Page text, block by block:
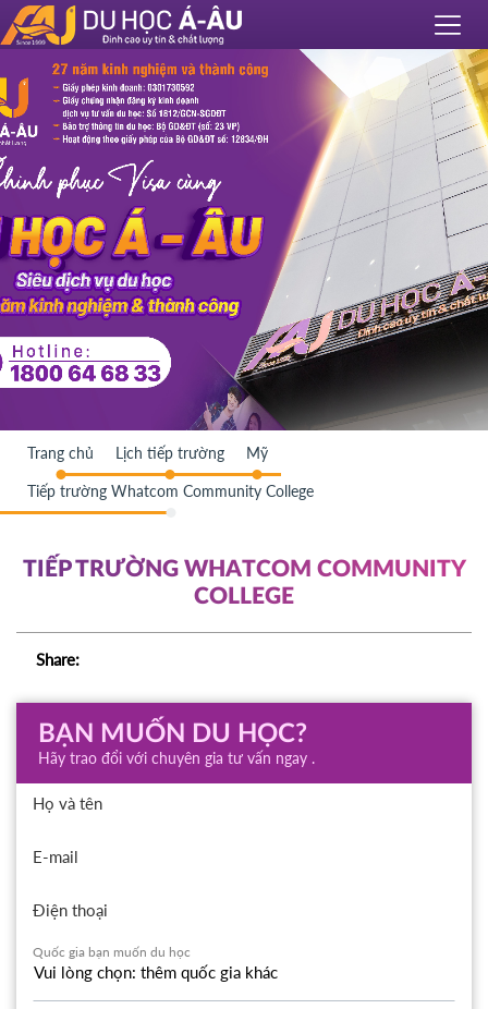
Trang chủ Lịch tiếp trường Mỹ
Tiếp trường Whatcom Community College
TIẾP TRƯỜNG WHATCOM COMMUNITY
COLLEGE
Share:
BẠN MUỐN DU HỌC?
Hãy trao đổi với chuyên gia tư vấn ngay .
Họ và tên
E-mail
Điện thoại
Quốc gia bạn muốn du học